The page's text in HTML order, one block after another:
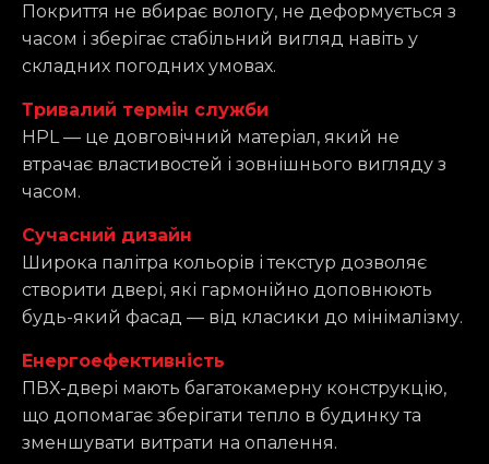
Покриття не вбирає вологу, не деформується з
часом і зберігає стабільний вигляд навіть у
складних погодних умовах.
Тривалий термін служби
HPL — це довговічний матеріал, який не
втрачає властивостей і зовнішнього вигляду з
часом.
Сучасний дизайн
Широка палітра кольорів і текстур дозволяє
створити двері, які гармонійно доповнюють
будь-який фасад — від класики до мінімалізму.
Енергоефективність
ПВХ-двері мають багатокамерну конструкцію,
що допомагає зберігати тепло в будинку та
зменшувати витрати на опалення.